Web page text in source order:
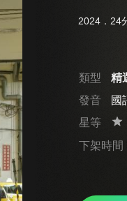
2024．24
類型
精
發音
國
星等
下架時間